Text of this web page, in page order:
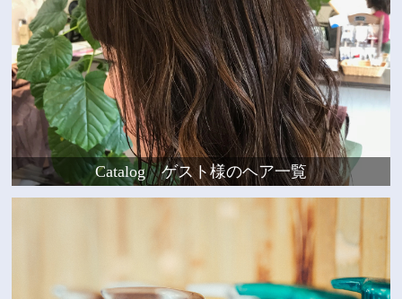
Catalog ゲスト様のヘア一覧